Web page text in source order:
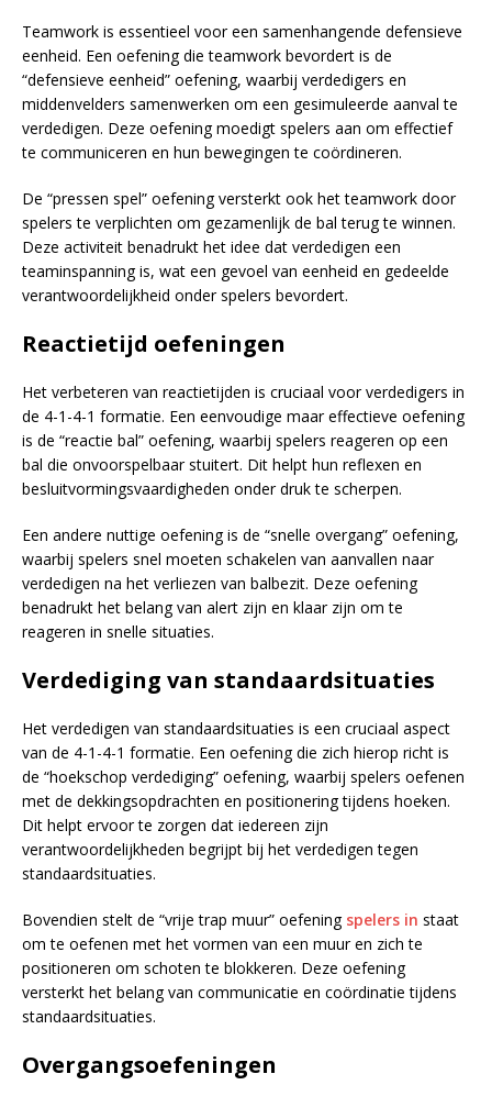
Teamwork is essentieel voor een samenhangende defensieve
eenheid. Een oefening die teamwork bevordert is de
“defensieve eenheid” oefening, waarbij verdedigers en
middenvelders samenwerken om een gesimuleerde aanval te
verdedigen. Deze oefening moedigt spelers aan om effectief
te communiceren en hun bewegingen te coördineren.
De “pressen spel” oefening versterkt ook het teamwork door
spelers te verplichten om gezamenlijk de bal terug te winnen.
Deze activiteit benadrukt het idee dat verdedigen een
teaminspanning is, wat een gevoel van eenheid en gedeelde
verantwoordelijkheid onder spelers bevordert.
Reactietijd oefeningen
Het verbeteren van reactietijden is cruciaal voor verdedigers in
de 4-1-4-1 formatie. Een eenvoudige maar effectieve oefening
is de “reactie bal” oefening, waarbij spelers reageren op een
bal die onvoorspelbaar stuitert. Dit helpt hun reflexen en
besluitvormingsvaardigheden onder druk te scherpen.
Een andere nuttige oefening is de “snelle overgang” oefening,
waarbij spelers snel moeten schakelen van aanvallen naar
verdedigen na het verliezen van balbezit. Deze oefening
benadrukt het belang van alert zijn en klaar zijn om te
reageren in snelle situaties.
Verdediging van standaardsituaties
Het verdedigen van standaardsituaties is een cruciaal aspect
van de 4-1-4-1 formatie. Een oefening die zich hierop richt is
de “hoekschop verdediging” oefening, waarbij spelers oefenen
met de dekkingsopdrachten en positionering tijdens hoeken.
Dit helpt ervoor te zorgen dat iedereen zijn
verantwoordelijkheden begrijpt bij het verdedigen tegen
standaardsituaties.
Bovendien stelt de “vrije trap muur” oefening spelers in staat
om te oefenen met het vormen van een muur en zich te
positioneren om schoten te blokkeren. Deze oefening
versterkt het belang van communicatie en coördinatie tijdens
standaardsituaties.
Overgangsoefeningen